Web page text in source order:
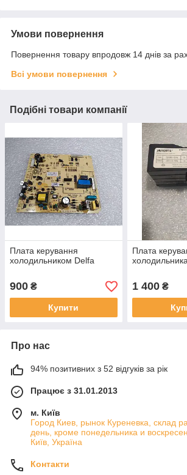
Умови повернення
Повернення товару впродовж 14 днів за
Всі умови повернення
Подібні товари компанії
Плата керування
холодильником Delfa
900 ₴
Купити
Плата
1 400₴
Про нас
94% позитивних з 52 відгуків за рік
Працює з 31.01.2013
м. Київ
Город Киев, рынок Куреневка, склад
день, кроме понедельника и
Київ, Україна
Контакти